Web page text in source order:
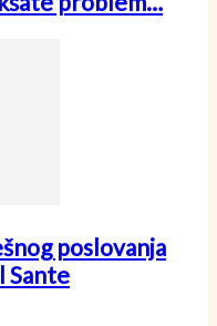
poslovanja
Sante